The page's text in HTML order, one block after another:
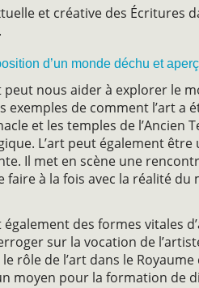
et créative des
d’un monde déchu et
peut nous aider à explorer le
exemples de comment l’art
et les temples de
L’art peut également
Il met en scène une
à la fois avec la réalité du
également des formes vitales
sur la vocation de
rôle de l’art dans le
moyen pour la formation de